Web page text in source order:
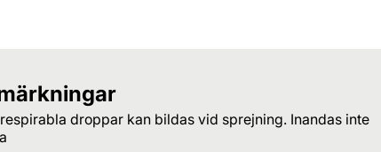
droppar kan bildas vid sprejning. Inandas inte